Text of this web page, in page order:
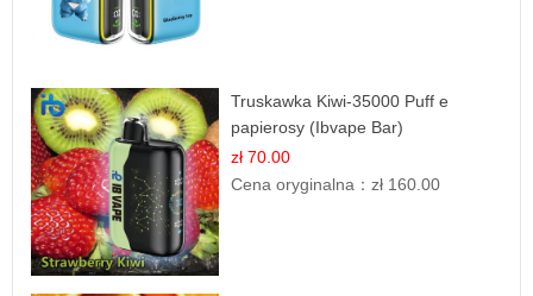
Truskawka Kiwi-35000 Puff e
papierosy (Ibvape Bar)
zł 70.00
Cena oryginalna：zł 160.00